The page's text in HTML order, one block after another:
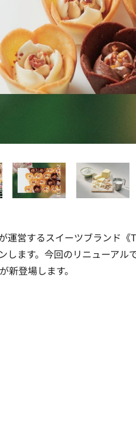
営するスイーツブランド《
します。今回のリニューア
新登場します。